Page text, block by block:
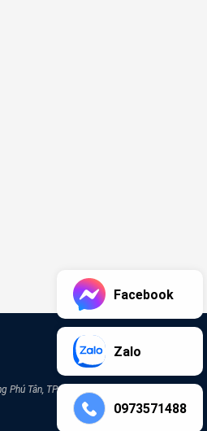
Tân, TP Bình Dương
Facebook
Zalo
0973571488